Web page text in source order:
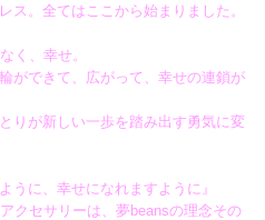
ス。全てはここから始まりました。
く、幸せ。
ができて、広がって、幸せの連鎖が
りが新しい一歩を踏み出す勇気に変
うに、幸せになれますように』
クセサリーは、夢beansの理念その